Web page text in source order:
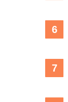
6
7